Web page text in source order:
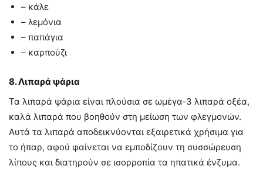
– κάλε
– λεμόνια
– παπάγια
– καρπούζι
8. Λιπαρά ψάρια
Τα λιπαρά ψάρια είναι πλούσια σε ωμέγα-3 λιπαρά οξέα,
καλά λιπαρά που βοηθούν στη μείωση των φλεγμονών.
Αυτά τα λιπαρά αποδεικνύονται εξαιρετικά χρήσιμα για
το ήπαρ, αφού φαίνεται να εμποδίζουν τη συσσώρευση
λίπους και διατηρούν σε ισορροπία τα ηπατικά ένζυμα.